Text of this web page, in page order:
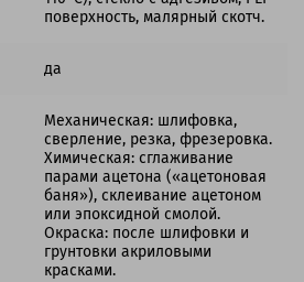
поверхность, малярный скотч.
да
Механическая: шлифовка,
сверление, резка, фрезеровка.
Химическая: сглаживание
парами ацетона («ацетоновая
баня»), склеивание ацетоном
или эпоксидной смолой.
Окраска: после шлифовки и
грунтовки акриловыми
красками.